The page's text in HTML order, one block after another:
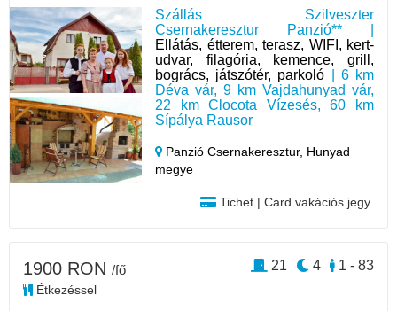
Szállás Szilveszter
Csernakeresztur Panzió** |
Ellátás, étterem, terasz, WIFI, kert-
udvar, filagória, kemence, grill,
bogrács, játszótér, parkoló | 6 km
Déva vár, 9 km Vajdahunyad vár,
22 km Clocota Vízesés, 60 km
Sípálya Rausor
Panzió Csernakeresztur, Hunyad
megye
Tichet | Card vakációs jegy
1900 RON /fő
Étkezéssel
1 - 83
4
21